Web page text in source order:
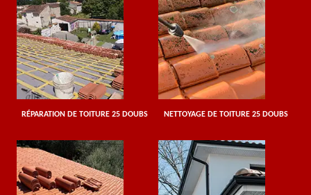
RÉPARATION DE TOITURE 25 DOUBS NETTOYAGE DE TOITURE 25 DOUBS